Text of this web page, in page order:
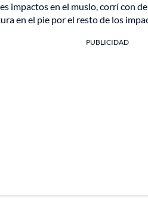
impactos en el muslo, corrí con
en el pie por el resto de los
PUBLICIDAD